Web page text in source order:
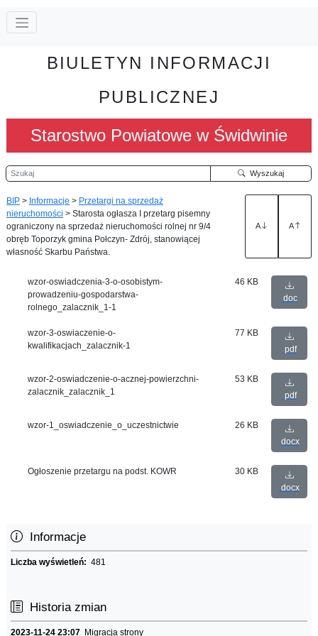
BIULETYN INFORMACJI
PUBLICZNEJ
Starostwo Powiatowe w Świdwinie
Szukaj Wyszukaj
BIP > Informacje > Przetargi na sprzedaż
nieruchomości > Starosta ogłasza I przetarg pisemny
ograniczony na sprzedaż nieruchomości rolnej nr 9/4
obręb Toporzyk gmina Połczyn- Zdrój, stanowiącej
własność Skarbu Państwa.
A A
wzor-oswiadczenia-3-o-osobistym-
prowadzeniu-gospodarstwa-
rolnego_zalacznik_1-1
46 KB
doc
wzor-3-oswiaczenie-o-
kwalifikacjach_zalacznik-1
77 KB
pdf
wzor-2-oswiadczenie-o-acznej-powierzchni-
zalacznik_zalacznik_1
53 KB
pdf
wzor-1_oswiadczenie_o_uczestnictwie
26 KB
docx
Ogłoszenie przetargu na podst. KOWR
30 KB
docx
Informacje
Liczba wyświetleń: 481
Historia zmian
2023-11-24 23:07 Migracja strony